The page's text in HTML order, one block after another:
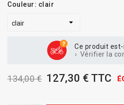
Couleur: clair
Ce produit
Vérifier la
134,00 € 127,30 € TTC